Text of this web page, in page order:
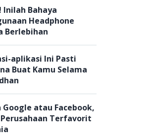
Inilah Bahaya
Headphone
Berlebihan
aplikasi Ini Pasti
Buat Kamu Selama
Google atau Facebook,
Terfavorit